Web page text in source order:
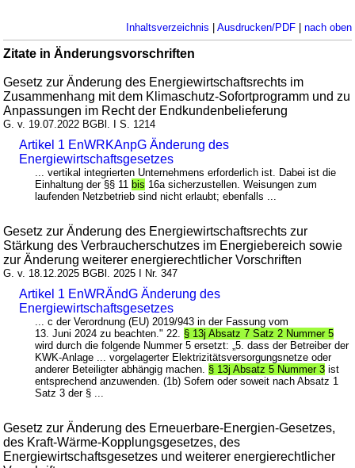
Inhaltsverzeichnis | Ausdrucken/PDF| nach oben
Zitate in Änderungsvorschriften
Gesetz zur Änderung des Energiewirtschaftsrechts im
Zusammenhang mit dem Klimaschutz-Sofortprogramm und zu
Anpassungen im Recht der Endkundenbelieferung
G. v. 19.07.2022 BGBl. I S. 1214
Artikel 1 EnWRKAnpG Änderung des
Energiewirtschaftsgesetzes
... vertikal integrierten Unternehmens erforderlich ist. Dabei ist die
Einhaltung der §§ 11bis 16a sicherzustellen. Weisungen zum
laufenden Netzbetrieb sind nicht erlaubt; ebenfalls ...
Gesetz zur Änderung des Energiewirtschaftsrechts zur
Stärkung des Verbraucherschutzes im Energiebereich sowie
zur Änderung weiterer energierechtlicher Vorschriften
G. v. 18.12.2025 BGBl. 2025 I Nr. 347
Artikel 1 EnWRÄndG Änderung des
Energiewirtschaftsgesetzes
... c der Verordnung (EU) 2019/943 in der Fassung vom
13. Juni 2024 zu beachten." 22. § 13j Absatz 7 Satz 2 Nummer 5
wird durch die folgende Nummer 5 ersetzt: „5. dass der Betreiber der
KWK-Anlage ... vorgelagerter Elektrizitätsversorgungsnetze oder
anderer Beteiligter abhängig machen. § 13j Absatz 5 Nummer 3 ist
entsprechend anzuwenden. (1b) Sofern oder soweit nach Absatz 1
Satz 3 der § ...
Gesetz zur Änderung des Erneuerbare-Energien-Gesetzes,
des Kraft-Wärme-Kopplungsgesetzes, des
Energiewirtschaftsgesetzes und weiterer energierechtlicher